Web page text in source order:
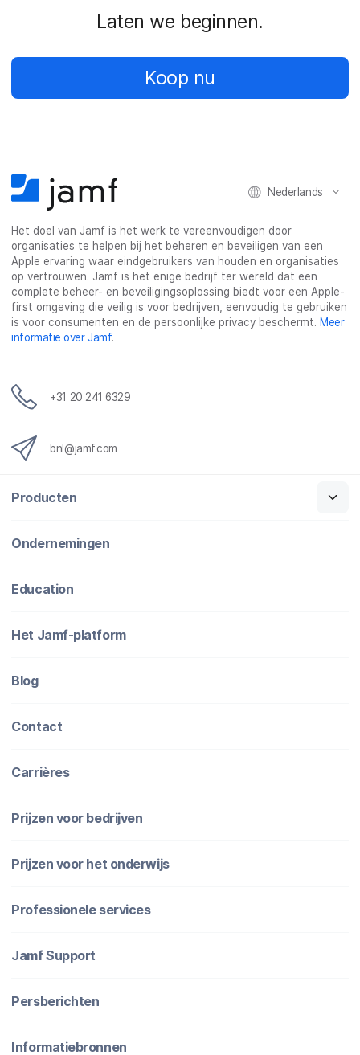
Laten we beginnen.
Koop nu
Nederlands
Het doel van Jamf is het werk te vereenvoudigen door
organisaties te helpen bij het beheren en beveiligen van een
Apple ervaring waar eindgebruikers van houden en organisaties
op vertrouwen. Jamf is het enige bedrijf ter wereld dat een
complete beheer- en beveiligingsoplossing biedt voor een Apple-
first omgeving die veilig is voor bedrijven, eenvoudig te gebruiken
is voor consumenten en de persoonlijke privacy beschermt. Meer
informatie over Jamf.
+31 20 241 6329
bnl@jamf.com
Producten
Ondernemingen
Education
Het Jamf-platform
Blog
Contact
Carrières
Prijzen voor bedrijven
Prijzen voor het onderwijs
Professionele services
Jamf Support
Persberichten
Informatiebronnen